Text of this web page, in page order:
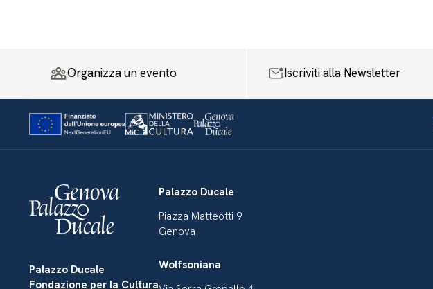
Organizza un evento Iscriviti alla Newsletter
Palazzo Ducale
Fondazione per la Cultura
Palazzo Ducale
Piazza Matteotti 9
Genova
Wolfsoniana